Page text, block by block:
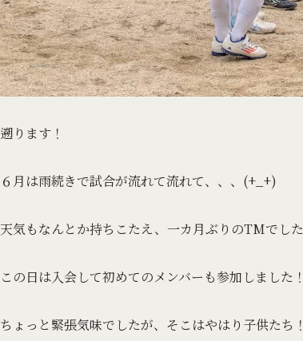
遡ります！
６月は雨続きで試合が流れて流れて、、、(+_+)
天気もなんとか持ちこたえ、一カ月ぶりのTMでした
この日は入会して初めてのメンバーも参加しました！
ちょっと緊張気味でしたが、そこはやはり子供たち